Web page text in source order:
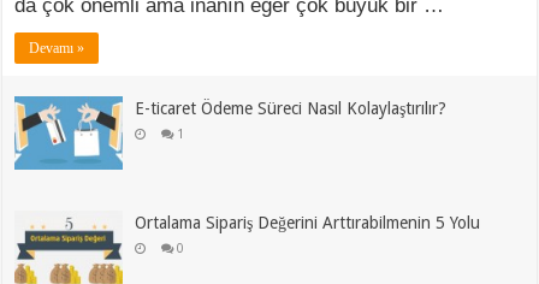
da çok önemli ama inanın eğer çok büyük bir …
Devamı »
E-ticaret Ödeme Süreci Nasıl Kolaylaştırılır?
1
Ortalama Sipariş Değerini Arttırabilmenin 5 Yolu
0